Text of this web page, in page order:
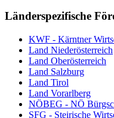
Länderspezifische
KWF - Kärntner
Land Niederösterreich
Land Oberösterreich
Land Salzburg
Land Tirol
Land Vorarlberg
NÖBEG - NÖ
SFG - Steirische